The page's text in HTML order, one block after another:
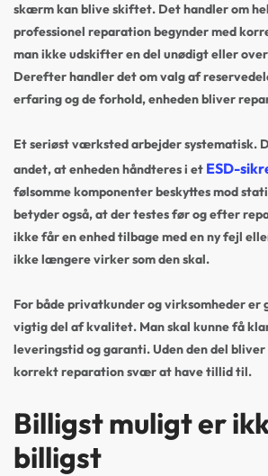
skærm kan blive skiftet. Det handler om
professionel reparation begynder med
man ikke udskifter en del unødigt eller
Derefter handler det om valg af
erfaring og de forhold, enheden bliver
Et seriøst værksted arbejder systematisk.
andet, at enheden håndteres i et ESD-
følsomme komponenter beskyttes mod
betyder også, at der testes før og efter
ikke får en enhed tilbage med en ny fejl
ikke længere virker som den skal.
For både privatkunder og virksomheder er
vigtig del af kvalitet. Man skal kunne få
leveringstid og garanti. Uden den del
korrekt reparation svær at have tillid til.
Billigst muligt er
billigst